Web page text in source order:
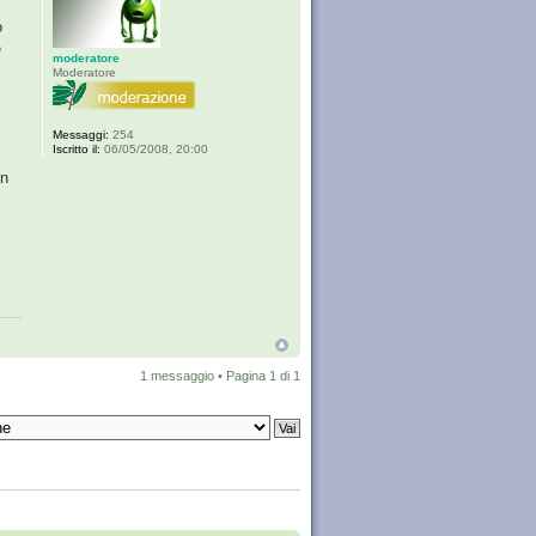
moderatore
Moderatore
Messaggi: 254
Iscritto il: 06/05/2008, 20:00
1 messaggio • Pagina 1 di 1